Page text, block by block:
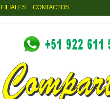
CONTACTOS